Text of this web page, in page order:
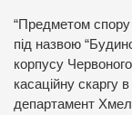
“Предметом спору
під назвою
корпусу
касаційну скаргу
департамент